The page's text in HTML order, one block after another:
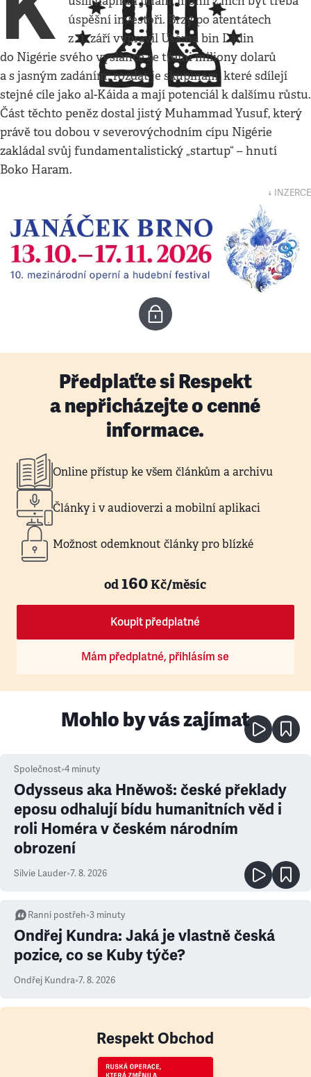
úspěšní investoři. Brzy po atentátech
z 11. září vypravil Usáma bin Ládin
do Nigérie svého vyslance se třemi miliony dolarů
a s jasným zadáním: rozdat je skupinám, které sdílejí
stejné cíle jako al-Káida a mají potenciál k dalšímu růstu.
Část těchto peněz dostal jistý Muhammad Yusuf, který
právě tou dobou v severovýchodním cípu Nigérie
zakládal svůj fundamentalistický „startup“ – hnutí
Boko Haram.
↓ INZERCE
Předplaťte si Respekt
a nepřicházejte o cenné
informace.
Online přístup ke všem článkům a archivu
Články i v audioverzi a mobilní aplikaci
Možnost odemknout články pro blízké
od160Kč/měsíc
Koupit předplatné
Mám předplatné, přihlásím se
Mohlo by vás zajímat
Společnost•4 minuty
Odysseus aka Hněwoš: české překlady
eposu odhalují bídu humanitních věd i
roli Homéra v českém národním
obrození
Silvie Lauder•7. 8. 2026
Ranní postřeh•3 minuty
Ondřej Kundra: Jaká je vlastně česká
pozice, co se Kuby týče?
Ondřej Kundra•7. 8. 2026
Respekt Obchod